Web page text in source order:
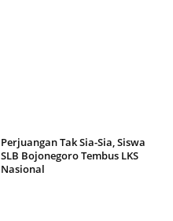
Perjuangan Tak Sia-Sia, Siswa
SLB Bojonegoro Tembus LKS
Nasional